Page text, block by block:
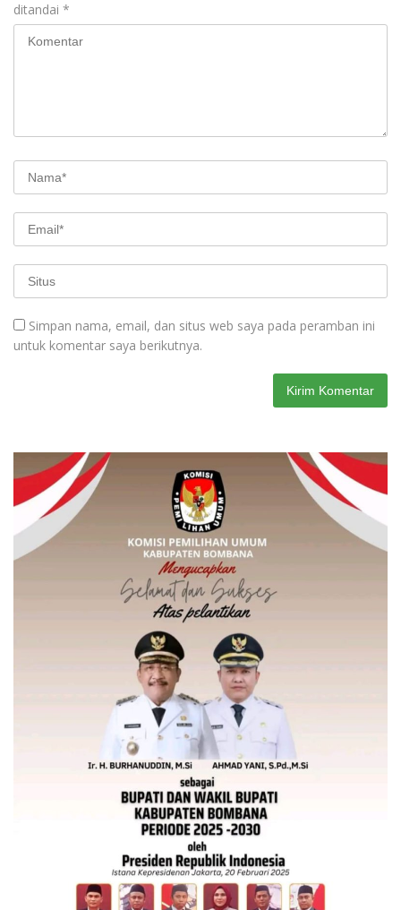
ditandai *
Simpan nama, email, dan situs web saya pada peramban ini
untuk komentar saya berikutnya.